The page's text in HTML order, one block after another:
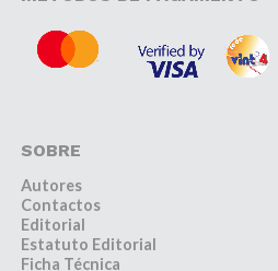
SOBRE
Autores
Contactos
Editorial
Estatuto Editorial
Ficha Técnica